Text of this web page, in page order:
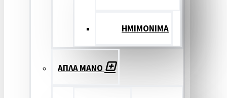
ΗΜΙΜΟΝΙΜΑ
ΑΠΛΑ ΜΑΝΟ